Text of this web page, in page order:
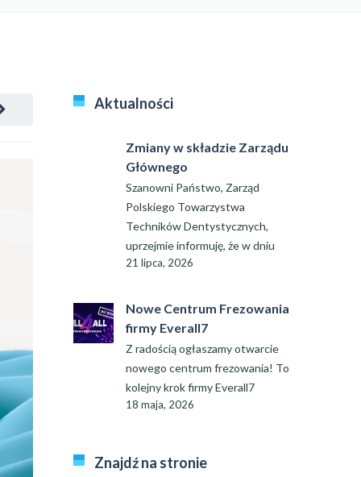
Aktualności
Zmiany w składzie Zarządu
Głównego
Szanowni Państwo, Zarząd
Polskiego Towarzystwa
Techników Dentystycznych,
uprzejmie informuję, że w dniu
21 lipca, 2026
Nowe Centrum Frezowania
firmy Everall7
Z radością ogłaszamy otwarcie
nowego centrum frezowania! To
kolejny krok firmy Everall7
18 maja, 2026
Znajdź na stronie